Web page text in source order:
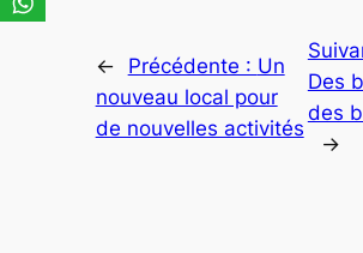
← Précédente : Un
nouveau local pour
de nouvelles activités
Des
des
→